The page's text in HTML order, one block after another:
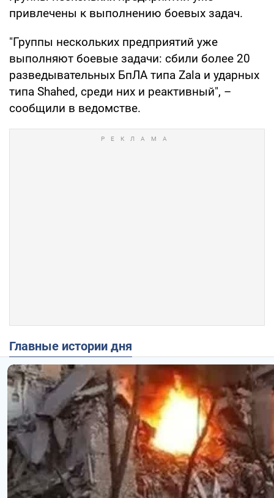
привлечены к выполнению боевых задач.
"Группы нескольких предприятий уже
выполняют боевые задачи: сбили более 20
разведывательных БпЛА типа Zala и ударных
типа Shahed, среди них и реактивный", –
сообщили в ведомстве.
Главные истории дня